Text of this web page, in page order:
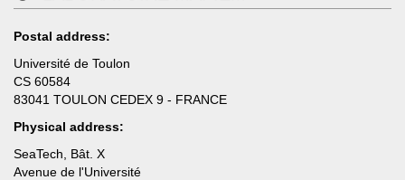
Postal address:
Université de Toulon
CS 60584
83041 TOULON CEDEX 9 - FRANCE
Physical address:
SeaTech, Bât. X
Avenue de l'Université